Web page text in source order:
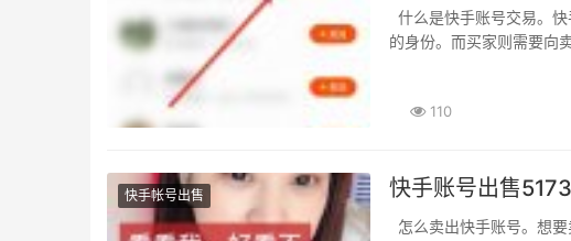
的身份。而买家则需要向
110
快手帐号出售 快手账号出售